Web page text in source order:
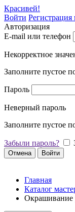
Красивей!
Войти Регистрация
Авторизация
E-mail или телефон
Некорректное
Заполните пустое
Пароль
Неверный пароль
Заполните пустое
Забыли пароль?
Отмена Войти
Главная
Каталог
Окрашивание